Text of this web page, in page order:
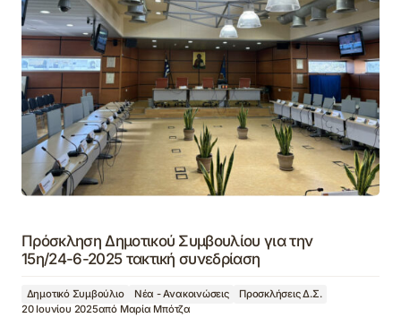
Πρόσκληση Δημοτικού Συμβουλίου για την
15η/24-6-2025 τακτική συνεδρίαση
Δημοτικό Συμβούλιο Νέα - Ανακοινώσεις
Προσκλήσεις Δ.Σ.
20 Ιουνίου 2025από Μαρία Μπότζα